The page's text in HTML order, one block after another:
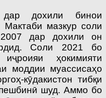
дар дохили бинои
мазкур соли
дар дохили он
Соли 2021 бо
ҳокимияти
моддии муассисаҳо
кӯдакистон тибқи
шуд. Аммо бо